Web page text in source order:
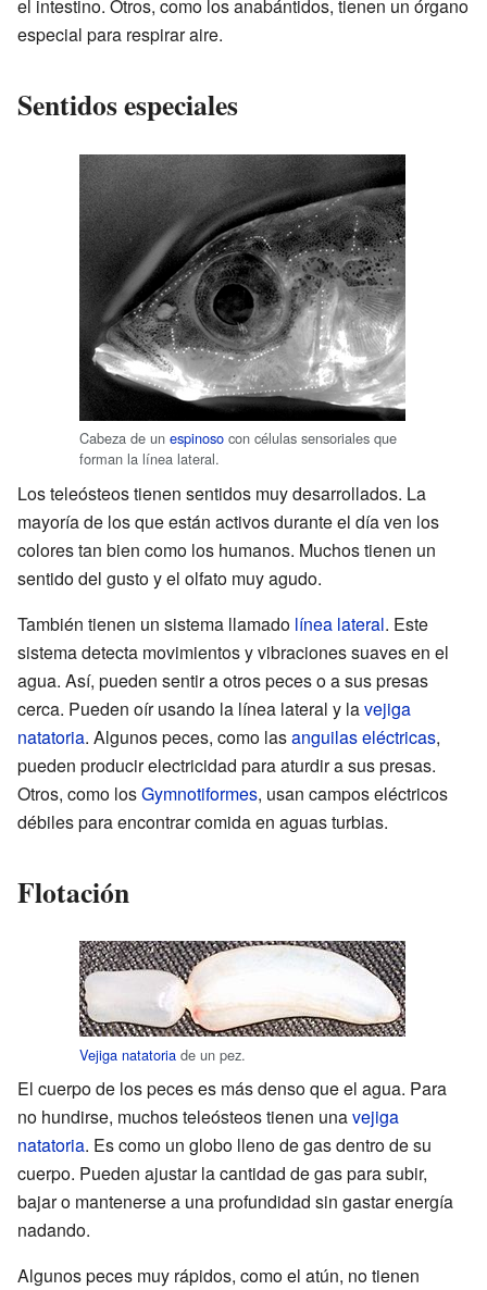
el intestino. Otros, como los anabántidos, tienen un órgano
especial para respirar aire.
Sentidos especiales
Cabeza de un espinoso con células sensoriales que
forman la línea lateral.
Los teleósteos tienen sentidos muy desarrollados. La
mayoría de los que están activos durante el día ven los
colores tan bien como los humanos. Muchos tienen un
sentido del gusto y el olfato muy agudo.
También tienen un sistema llamado línea lateral. Este
sistema detecta movimientos y vibraciones suaves en el
agua. Así, pueden sentir a otros peces o a sus presas
cerca. Pueden oír usando la línea lateral y lavejiga
natatoria. Algunos peces, como lasanguilas eléctricas,
pueden producir electricidad para aturdir a sus presas.
Otros, como losGymnotiformes, usan campos eléctricos
débiles para encontrar comida en aguas turbias.
Flotación
Vejiga natatoria de un pez.
El cuerpo de los peces es más denso que el agua. Para
no hundirse, muchos teleósteos tienen unavejiga
natatoria. Es como un globo lleno de gas dentro de su
cuerpo. Pueden ajustar la cantidad de gas para subir,
bajar o mantenerse a una profundidad sin gastar energía
nadando.
Algunos peces muy rápidos, como el atún, no tienen